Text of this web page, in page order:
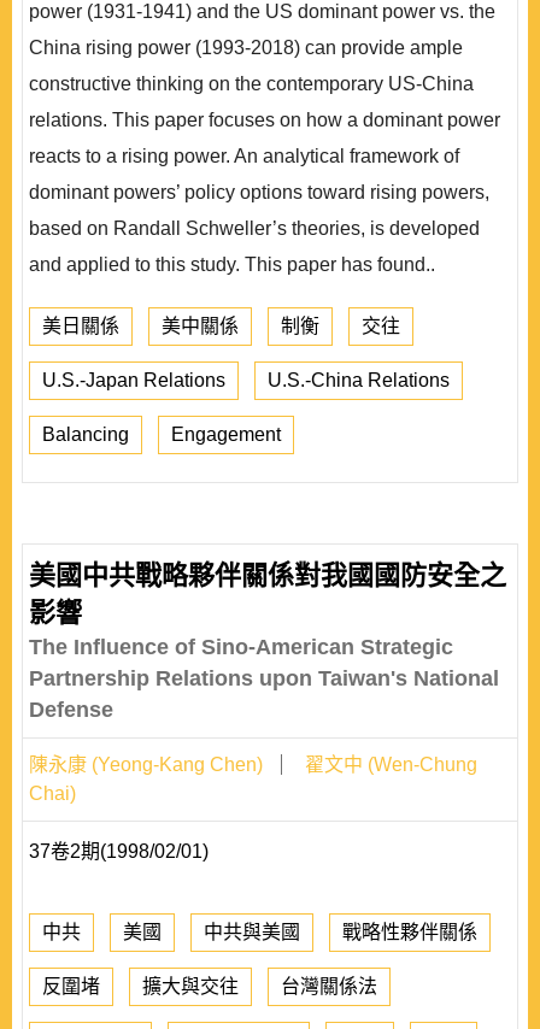
power (1931-1941) and the US dominant power vs. the
China rising power (1993-2018) can provide ample
constructive thinking on the contemporary US-China
relations. This paper focuses on how a dominant power
reacts to a rising power. An analytical framework of
dominant powers’ policy options toward rising powers,
based on Randall Schweller’s theories, is developed
and applied to this study. This paper has found..
美日關係 美中關係 制衡 交往
U.S.-Japan Relations U.S.-China Relations
Balancing Engagement
美國中共戰略夥伴關係對我國國防安全之
影響
The Influence of Sino-American Strategic
Partnership Relations upon Taiwan's National
Defense
陳永康 (Yeong-Kang Chen)
翟文中 (Wen-Chung
Chai)
37卷2期(1998/02/01)
中共 美國 中共與美國 戰略性夥伴關係
反圍堵 擴大與交往 台灣關係法